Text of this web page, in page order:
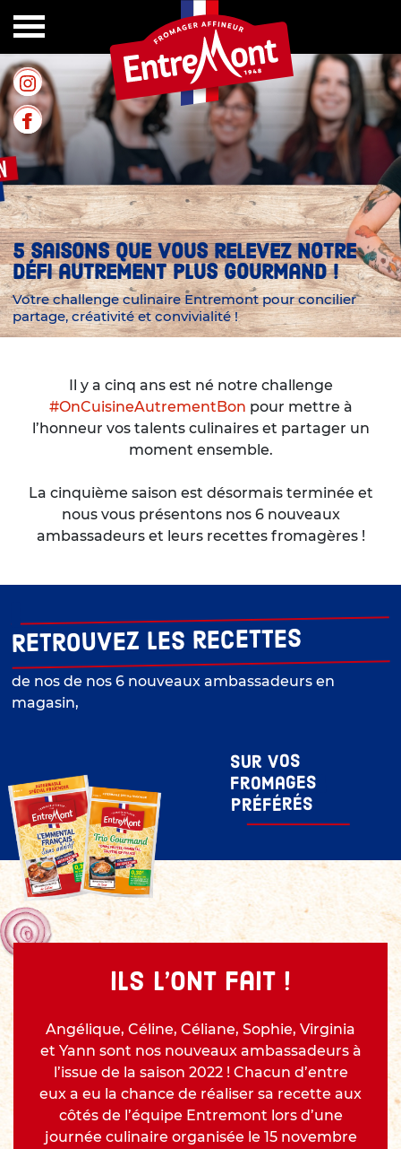
5 saisons que vous relevez notre
défi autrement plus gourmand !
Votre challenge culinaire Entremont pour concilier
partage, créativité et convivialité !
Il y a cinq ans est né notre challenge
#OnCuisineAutrementBon pour mettre à
l’honneur vos talents culinaires et partager un
moment ensemble.
La cinquième saison est désormais terminée et
nous vous présentons nos 6 nouveaux
ambassadeurs et leurs recettes fromagères !
Retrouvez les recettes
de nos de nos 6 nouveaux ambassadeurs en
magasin,
Sur vos
fromages
préférés
ils l’ont fait !
Angélique, Céline, Céliane, Sophie, Virginia
et Yann sont nos nouveaux ambassadeurs à
l’issue de la saison 2022 ! Chacun d’entre
eux a eu la chance de réaliser sa recette aux
côtés de l’équipe Entremont lors d’une
journée culinaire organisée le 15 novembre